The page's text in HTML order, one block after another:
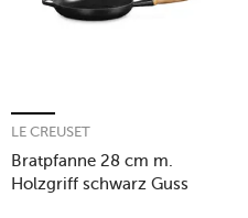
Bratpfanne 28 cm m.
Holzgriff schwarz Guss
LE CREUSET